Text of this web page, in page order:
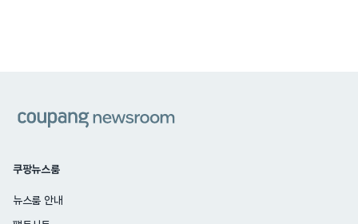
쿠팡뉴스룸
뉴스룸 안내